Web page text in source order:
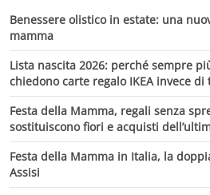
Benessere olistico in estate: una
mamma
Lista nascita 2026: perché sempre
chiedono carte regalo IKEA invece
Festa della Mamma, regali senza
sostituiscono fiori e acquisti
Festa della Mamma in Italia, la
Assisi